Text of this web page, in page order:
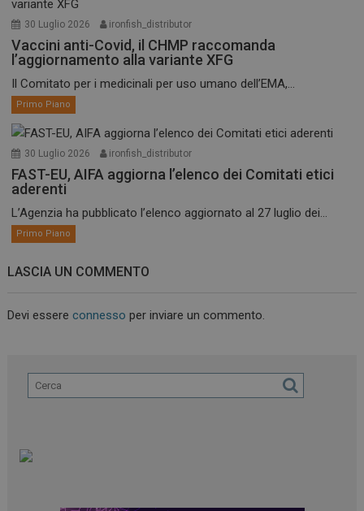
30 Luglio 2026 ironfish_distributor
Vaccini anti-Covid, il CHMP raccomanda
l’aggiornamento alla variante XFG
Il Comitato per i medicinali per uso umano dell’EMA,...
Primo Piano
30 Luglio 2026 ironfish_distributor
FAST-EU, AIFA aggiorna l’elenco dei Comitati etici
aderenti
L’Agenzia ha pubblicato l’elenco aggiornato al 27 luglio dei...
Primo Piano
LASCIA UN COMMENTO
Devi essereconnesso per inviare un commento.